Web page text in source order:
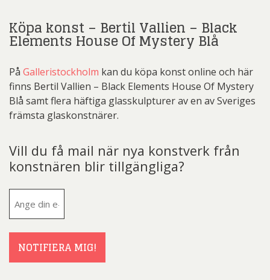
Köpa konst – Bertil Vallien – Black
Elements House Of Mystery Blå
På Galleristockholm kan du köpa konst online och här
finns Bertil Vallien – Black Elements House Of Mystery
Blå samt flera häftiga glasskulpturer av en av Sveriges
främsta glaskonstnärer.
Vill du få mail när nya konstverk från
konstnären blir tillgängliga?
NOTIFIERA MIG!